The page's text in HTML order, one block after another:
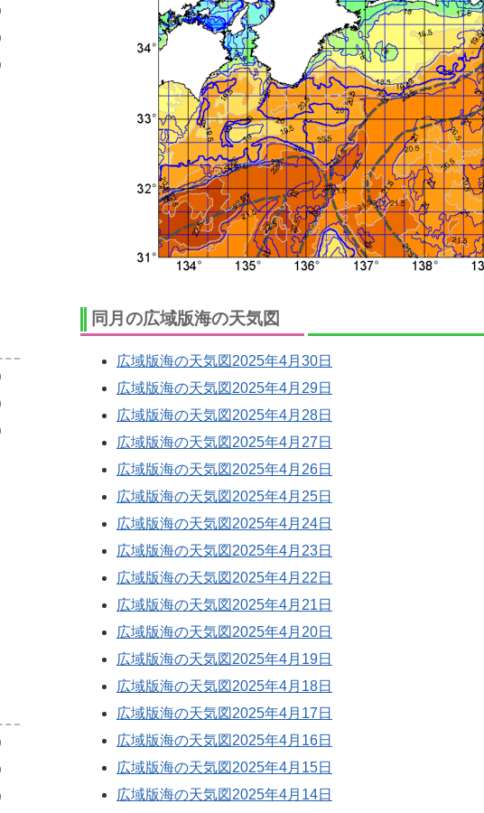
同月の広域版海の天気図
広域版海の天気図2025年4月30日
広域版海の天気図2025年4月29日
広域版海の天気図2025年4月28日
広域版海の天気図2025年4月27日
広域版海の天気図2025年4月26日
広域版海の天気図2025年4月25日
広域版海の天気図2025年4月24日
広域版海の天気図2025年4月23日
広域版海の天気図2025年4月22日
広域版海の天気図2025年4月21日
広域版海の天気図2025年4月20日
広域版海の天気図2025年4月19日
広域版海の天気図2025年4月18日
広域版海の天気図2025年4月17日
広域版海の天気図2025年4月16日
広域版海の天気図2025年4月15日
広域版海の天気図2025年4月14日